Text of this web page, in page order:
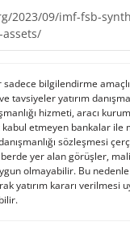
2023/09/imf-fsb-
sadece bilgilendirme
tavsiyeler yatırım
hizmeti, aracı
etmeyen bankalar ile
sözleşmesi
yer alan görüşler,
olmayabilir. Bu
yatırım kararı verilmesi